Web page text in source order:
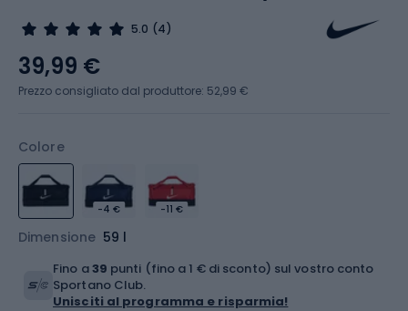
5.0 (4)
Colore
-4 € -11 €
Dimensione 59 l
39,99 €
Prezzo consigliato dal produttore: 52,99 €
Fino a39 punti (fino a 1 € di sconto) sul vostro conto
Sportano Club.
Unisciti al programma e risparmia!